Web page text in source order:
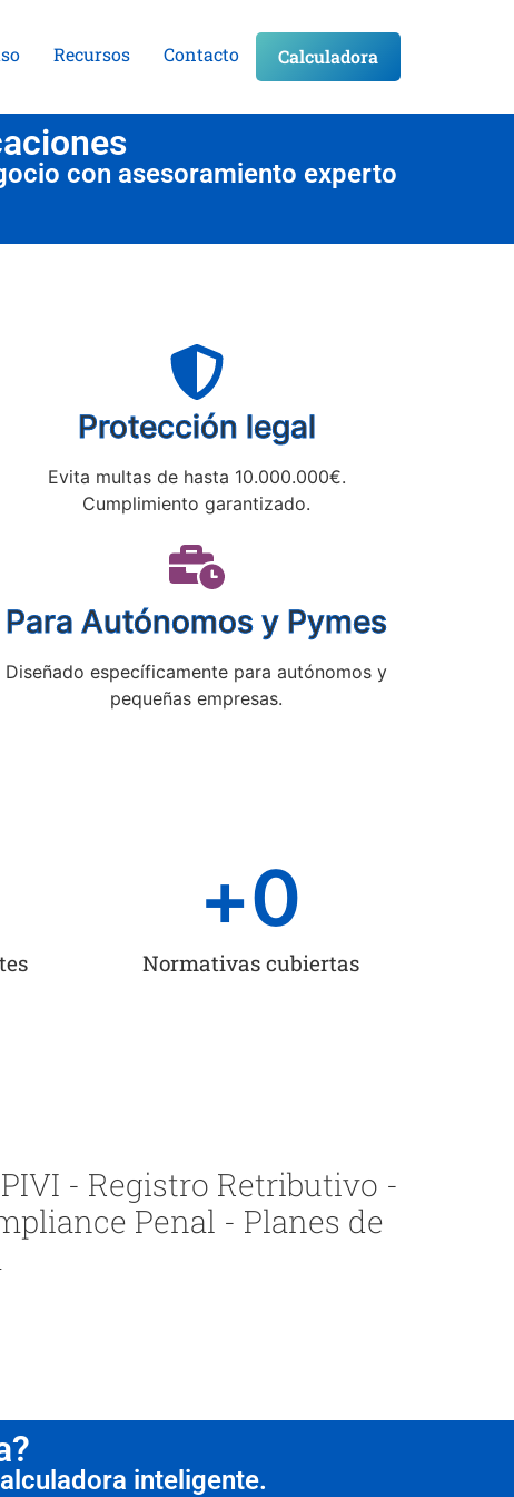
Recursos Contacto Calculadora
con asesoramiento experto
Protección legal
Evita multas de hasta 10.000.000€.
Cumplimiento garantizado.
Para Autónomos y Pymes
Diseñado específicamente para autónomos y
pequeñas empresas.
Normativas cubiertas
+0
- Registro Retributivo -
Penal - Planes de
inteligente.